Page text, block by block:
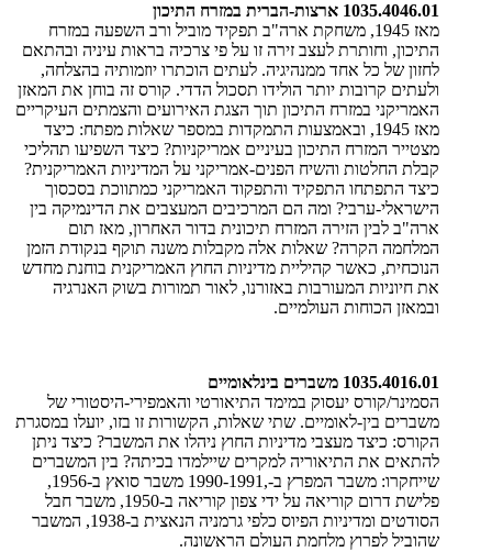
1035.4046.01 ארצות-הברית במזרח התיכון
מאז 1945, משחקת ארה"ב תפקיד מוביל ורב השפעה במזרח
התיכון, וחותרת לעצב זירה זו על פי צרכיה בראות עיניה ובהתאם
לחזון של כל אחד ממנהיגיה. לעתים הוכתרו יוזמותיה בהצלחה,
ולעתים קרובות יותר הולידו תסכול הדדי. קורס זה בוחן את המאזן
האמריקני במזרח התיכון תוך הצגת האירועים והצמתים העיקריים
מאז 1945, ובאמצעות התמקדות במספר שאלות מפתח: כיצד
מצטייר המזרח התיכון בעיניים אמריקניות? כיצד השפיעו תהליכי
קבלת החלטות והשיח הפנים-אמריקני על המדיניות האמריקנית?
כיצד התפתחו התפקיד והתפקוד האמריקני כמתווכת בסכסוך
הישראלי-ערבי? ומה הם המרכיבים המעצבים את הדינמיקה בין
ארה"ב לבין הזירה המזרח תיכונית בדור האחרון, מאז תום
המלחמה הקרה? שאלות אלה מקבלות משנה תוקף בנקודת הזמן
הנוכחית, כאשר קהיליית מדיניות החוץ האמריקנית בוחנת מחדש
את חיוניות המעורבות באזורנו, לאור תמורות בשוק האנרגיה
ובמאזן הכוחות העולמיים.
1035.4016.01 משברים בינלאומיים
הסמינר/קורס יעסוק במימד התיאורטי והאמפירי-היסטורי של
משברים בין-לאומיים. שתי שאלות, הקשורות זו בזו, יועלו במסגרת
הקורס: כיצד מעצבי מדיניות החוץ ניהלו את המשבר? כיצד ניתן
להתאים את התיאוריה למקרים שיילמדו בכיתה? בין המשברים
שייחקרו: משבר המפרץ ב-,1990-1991 משבר סואץ ב-1956,
פלישת דרום קוריאה על ידי צפון קוריאה ב-1950, משבר חבל
הסודטים ומדיניות הפיוס כלפי גרמניה הנאצית ב-1938, המשבר
שהוביל לפרוץ מלחמת העולם הראשונה.